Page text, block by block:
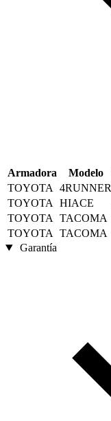
Armadora Modelo
TOYOTA
4RUNNER
TOYOTA
HIACE
TOYOTA
TACOMA
TOYOTA
TACOMA
Garantía